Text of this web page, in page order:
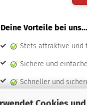
Deine Vorteile bei uns...
Stets attraktive und
Sichere und
Schneller und
Echte Handarbeit